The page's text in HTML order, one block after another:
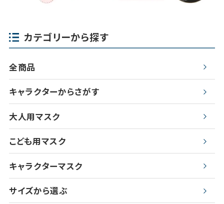
カテゴリーから探す
全商品
キャラクターからさがす
大人用マスク
こども用マスク
キャラクターマスク
サイズから選ぶ